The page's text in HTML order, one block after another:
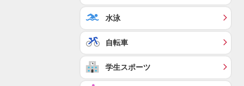
水泳
自転車
学生スポーツ